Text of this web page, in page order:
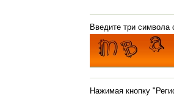
Введите три символа
Нажимая кнопку